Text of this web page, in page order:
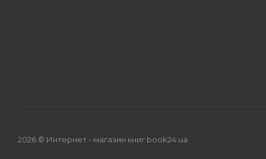
2026 © Интернет - магазин книг book24.ua